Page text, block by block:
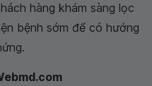
hàng khám sàng lọc
bệnh sớm để có hướng